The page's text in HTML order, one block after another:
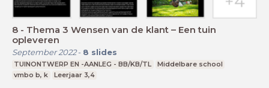
8 - Thema 3 Wensen van de klant – Een tuin
opleveren
September 2022- 8 slides
TUINONTWERP EN -AANLEG - BB/KB/TL
Middelbare school
vmbo b, k
Leerjaar 3,4